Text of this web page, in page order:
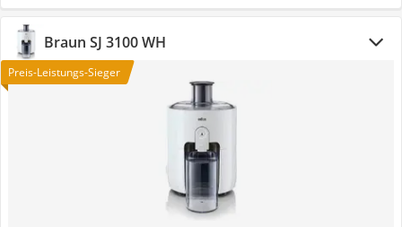
Braun SJ 3100 WH
Preis-Leistungs-Sieger